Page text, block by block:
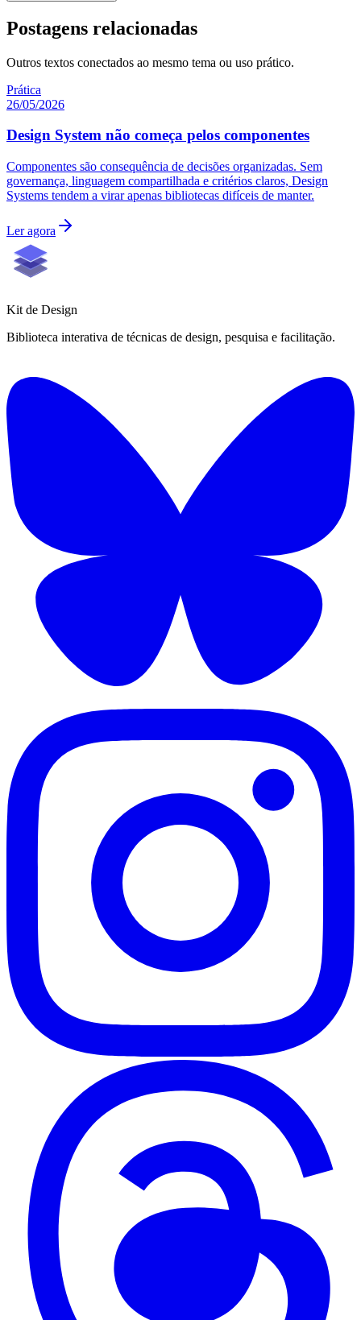
Postagens relacionadas
Outros textos conectados ao mesmo tema ou uso prático.
Prática
26/05/2026
Design System não começa pelos componentes
Componentes são consequência de decisões organizadas. Sem
governança, linguagem compartilhada e critérios claros, Design
Systems tendem a virar apenas bibliotecas difíceis de manter.
Ler agora
Kit de Design
Biblioteca interativa de técnicas de design, pesquisa e facilitação.